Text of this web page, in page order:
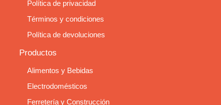
Política de privacidad
Términos y condiciones
Política de devoluciones
Productos
Alimentos y Bebidas
Electrodomésticos
Ferretería y Construcción